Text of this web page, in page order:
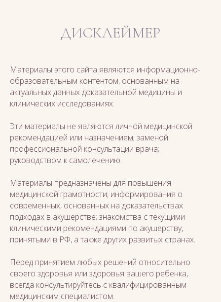
ДИСКЛЕЙМЕР
Материалы этого сайта являются информационно-
образовательным контентом, основанным на
актуальных данных доказательной медицины и
клинических исследованиях.
Эти материалы не являются личной медицинской
рекомендацией или назначением; заменой
профессиональной консультации врача;
руководством к самолечению.
Материалы предназначены для повышения
медицинской грамотности; информирования о
современных, основанных на доказательствах
подходах в акушерстве; знакомства с текущими
клиническими рекомендациями по акушерству,
принятыми в РФ, а также других развитых странах.
Перед принятием любых решений относительно
своего здоровья или здоровья вашего ребенка,
всегда консультируйтесь с квалифицированным
медицинским специалистом.